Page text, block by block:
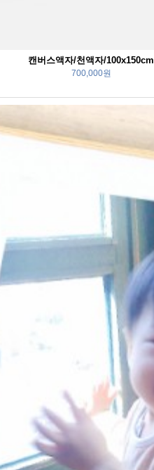
캔버스액자/천액자/100x150cm
700,000원